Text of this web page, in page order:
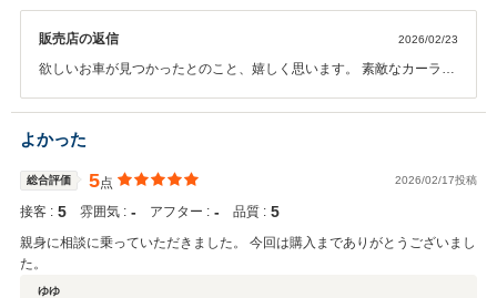
販売店の返信 2026/02/23
欲しいお車が見つかったとのこと、嬉しく思います。 素敵なカーライ
す。
よかった
総合評価 5点 2026/02/17投稿
接客 : 5 雰囲気 : ‐ アフター : ‐ 品質 : 5
親身に相談に乗っていただきました。 今回は購入までありがとうございまし
た。
ゆゆ